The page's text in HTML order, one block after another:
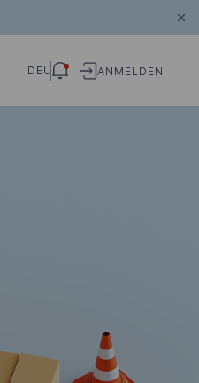
DEU ANMELDEN